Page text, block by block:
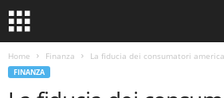
Home Finanza La fiducia dei consumatori
FINANZA